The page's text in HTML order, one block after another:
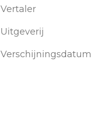
Vertaler
Uitgeverij
Verschijningsdatum